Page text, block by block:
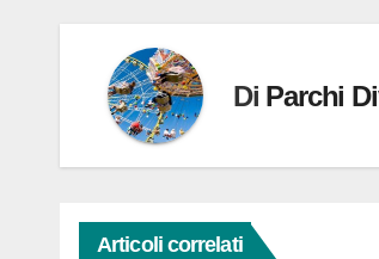
Di Parchi
Articoli correlati